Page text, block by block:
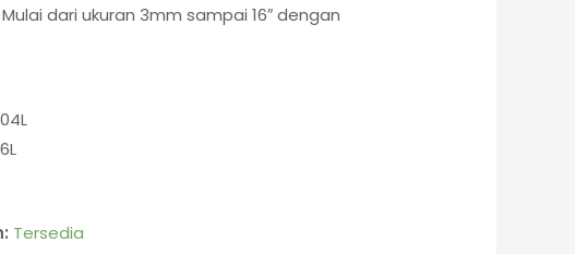
dari ukuran 3mm sampai 16″ dengan
Tersedia